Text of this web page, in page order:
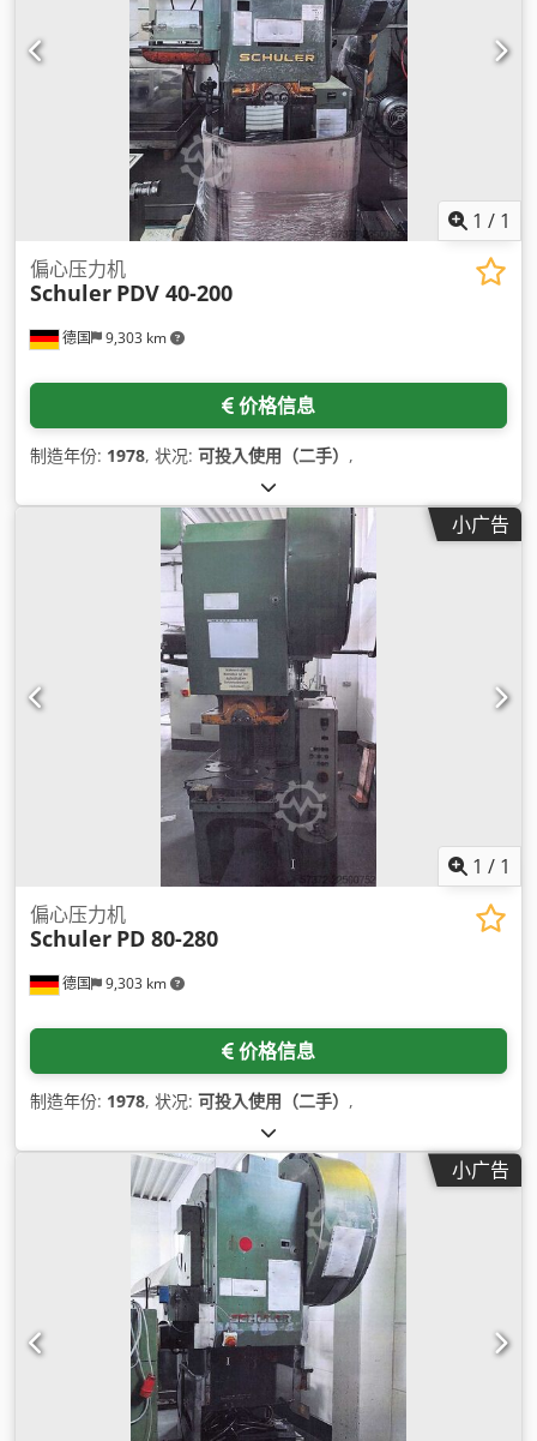
1 / 1
德国 9,303 km
偏心压力机
Schuler PDV 40-200
价格信息
制造年份: 1978, 状况: 可投入使用（二手） ,
小广告
1 / 1
德国 9,303 km
偏心压力机
Schuler PD 80-280
价格信息
制造年份: 1978, 状况: 可投入使用（二手） ,
小广告